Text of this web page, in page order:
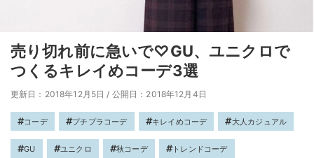
売り切れ前に急いで♡GU、ユニクロで
つくるキレイめコーデ3選
更新日：2018年12月5日 / 公開日：2018年12月4日
コーデ プチプラコーデ キレイめコーデ 大人カジュアル
GU ユニクロ 秋コーデ トレンドコーデ